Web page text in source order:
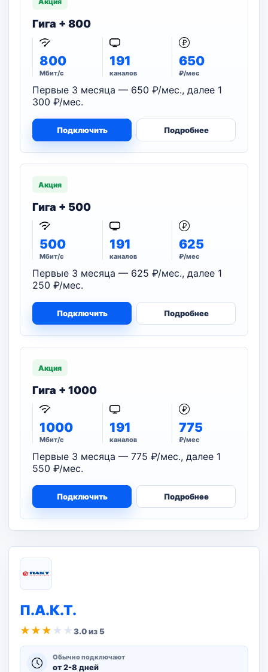
Гига + 800
800
Мбит/с
191
каналов
650
₽/мес
Первые 3 месяца — 650 ₽/мес., далее 1
300 ₽/мес.
Подключить Подробнее
Акция
Гига + 500
500
Мбит/с
191
каналов
625
₽/мес
Первые 3 месяца — 625 ₽/мес., далее 1
250 ₽/мес.
Подключить Подробнее
Акция
Гига + 1000
1000
Мбит/с
191
каналов
775
₽/мес
Первые 3 месяца — 775 ₽/мес., далее 1
550 ₽/мес.
Подключить Подробнее
П.А.К.Т.
★ ★ ★ ★ ★3.0 из 5
Обычно подключают
от 2-8 дней